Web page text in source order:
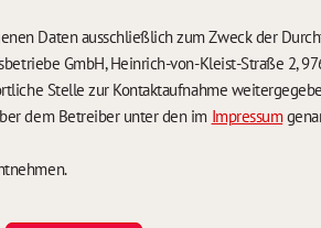
Daten ausschließlich zum Zweck der
GmbH, Heinrich-von-Kleist-Straße 2,
Stelle zur Kontaktaufnahme
dem Betreiber unter den im Impressum